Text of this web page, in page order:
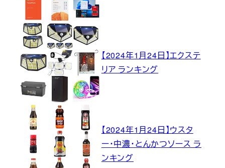
【2024年1月24日】エクステ
リア ランキング
【2024年1月24日】ウスタ
ー・中濃・とんかつソース ラ
ンキング